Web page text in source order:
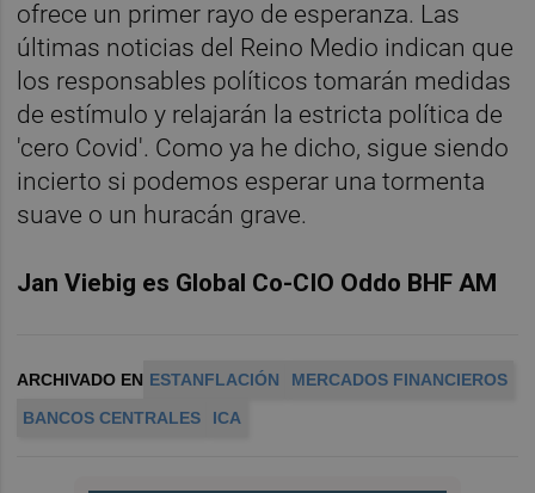
ofrece un primer rayo de esperanza. Las
últimas noticias del Reino Medio indican que
los responsables políticos tomarán medidas
de estímulo y relajarán la estricta política de
'cero Covid'. Como ya he dicho, sigue siendo
incierto si podemos esperar una tormenta
suave o un huracán grave.
Jan Viebig es Global Co-CIO Oddo BHF AM
ARCHIVADO EN ESTANFLACIÓN
MERCADOS FINANCIEROS
BANCOS CENTRALES
ICA